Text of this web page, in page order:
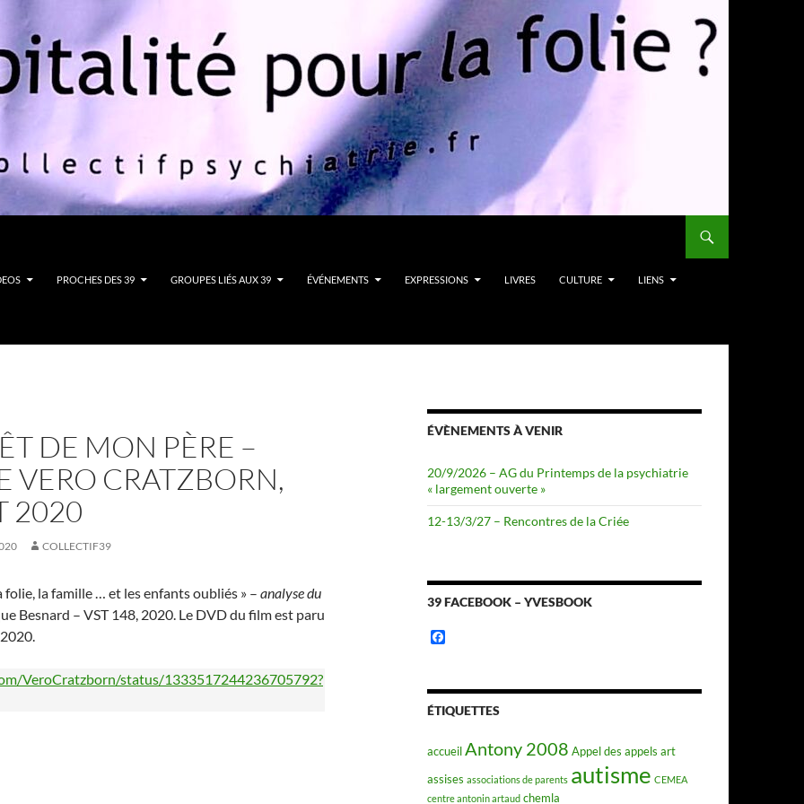
PROCHES DES 39 GROUPES LIÉS AUX 39 ÉVÉNEMENTS EXPRESSIONS LIVRES CULTURE LIENS
DE MON PÈRE –
VERO CRATZBORN,
2020
COLLECTIF39
folie, la famille … et les enfants oubliés » – analyse du
Besnard – VST 148, 2020. Le DVD du film est paru
VeroCratzborn/status/1333517244236705792?
ÉVÈNEMENTS À VENIR
20/9/2026 – AG du Printemps de la psychiatrie
« largement ouverte »
12-13/3/27 – Rencontres de la Criée
39 FACEBOOK – YVESBOOK
b
o
ÉTIQUETTES
accueilAntony 2008 Appel des appels art
assises associations de parents autisme CEMEA
centre antonin artaud chemla